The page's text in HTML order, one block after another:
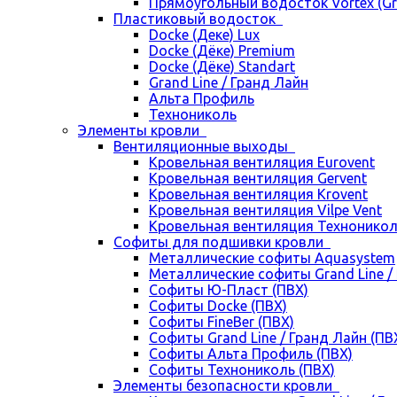
Пластиковый водосток
Docke (Деке) Lux
Docke (Дёке) Premium
Docke (Дёке) Standart
Grand Line / Гранд Лайн
Альта Профиль
Технониколь
Элементы кровли
Вентиляционные выходы
Кровельная вентиляция Eurovent
Кровельная вентиляция Gervent
Кровельная вентиляция Krovent
Кровельная вентиляция Vilpe Vent
Кровельная вентиляция
Cофиты для подшивки кровли
Металлические софиты Aquasystem
Металлические софиты Grand Line /
Софиты Ю-Пласт (ПВХ)
Софиты Docke (ПВХ)
Софиты FineBer (ПВХ)
Софиты Grand Line / Гранд Лайн
Софиты Альта Профиль (ПВХ)
Софиты Технониколь (ПВХ)
Элементы безопасности кровли